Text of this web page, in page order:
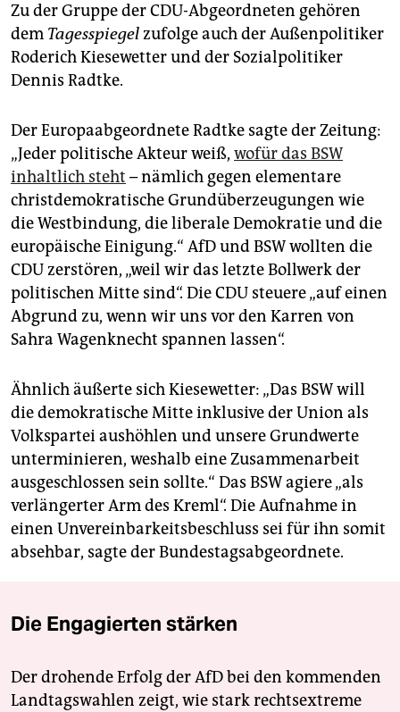
Zu der Gruppe der CDU-Abgeordneten gehören
dem Tagesspiegelzufolge auch der Außenpolitiker
Roderich Kiesewetter und der Sozialpolitiker
Dennis Radtke.
Der Europaabgeordnete Radtke sagte der Zeitung:
„Jeder politische Akteur weiß, wofür das BSW
inhaltlich steht – nämlich gegen elementare
christdemokratische Grundüberzeugungen wie
die Westbindung, die liberale Demokratie und die
europäische Einigung.“ AfD und BSW wollten die
CDU zerstören, „weil wir das letzte Bollwerk der
politischen Mitte sind“. Die CDU steuere „auf einen
Abgrund zu, wenn wir uns vor den Karren von
Sahra Wagenknecht spannen lassen“.
Ähnlich äußerte sich Kiesewetter: „Das BSW will
die demokratische Mitte inklusive der Union als
Volkspartei aushöhlen und unsere Grundwerte
unterminieren, weshalb eine Zusammenarbeit
ausgeschlossen sein sollte.“ Das BSW agiere „als
verlängerter Arm des Kreml“. Die Aufnahme in
einen Unvereinbarkeitsbeschluss sei für ihn somit
absehbar, sagte der Bundestagsabgeordnete.
Die Engagierten stärken
Der drohende Erfolg der AfD bei den kommenden
Landtagswahlen zeigt, wie stark rechtsextreme